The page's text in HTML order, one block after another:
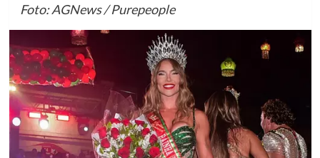
Foto: AGNews / Purepeople